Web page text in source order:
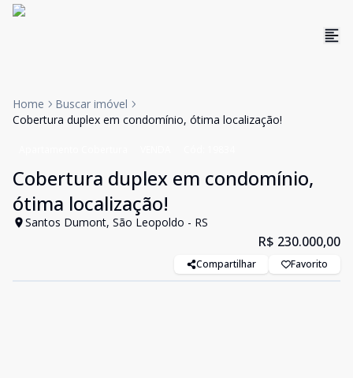
Home
Buscar imóvel
Cobertura duplex em condomínio, ótima localização!
Cobertura duplex em condomínio,
ótima localização!
Santos Dumont, São Leopoldo - RS
R$ 230.000,00
Compartilhar Favorito